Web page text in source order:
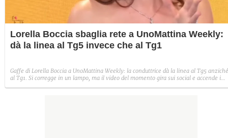
Lorella Boccia sbaglia rete a UnoMattina Weekly:
dà la linea al Tg5 invece che al Tg1
Gaffe di Lorella Boccia a UnoMattina Weekly: la conduttrice dà la linea al Tg5 anziché
al Tg1. Si corregge in un lampo, ma il video del momento gira sui social e accende i